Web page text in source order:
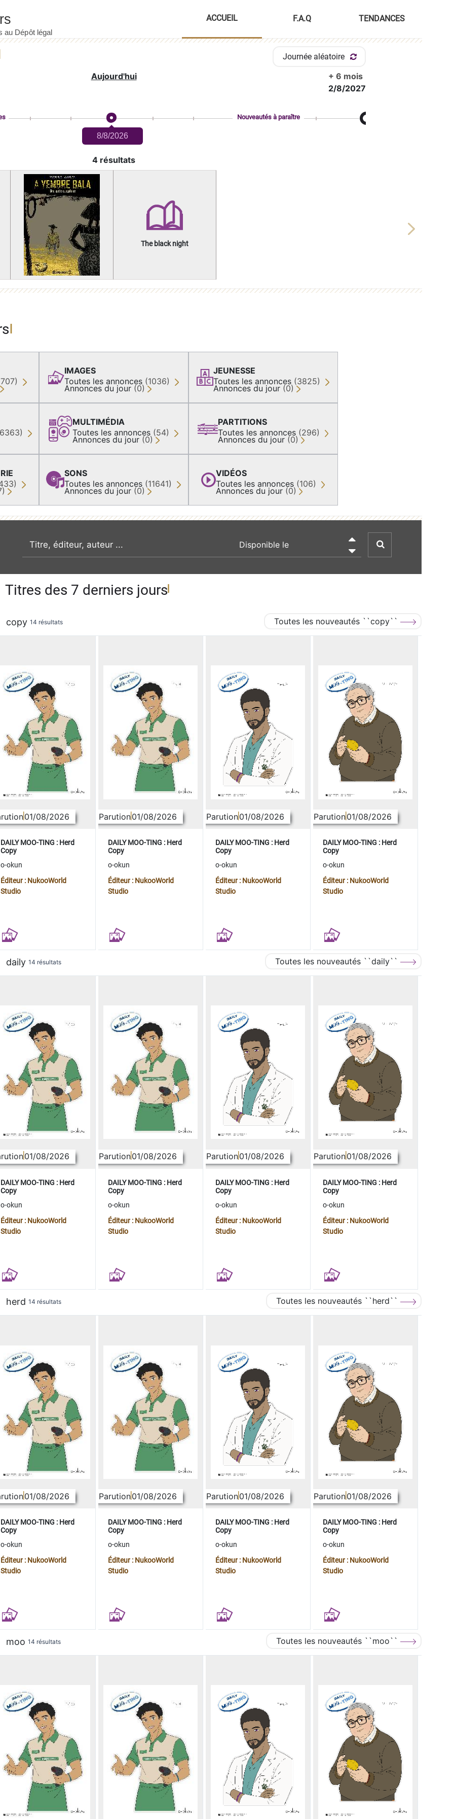
ACCUEIL F.A.Q TENDANCES
Journée aléatoire
Aujourd'hui
+ 6 mois
2/8/2027
8/8/2026
Nouveautés à paraître
4 résultats
The black night
Next
IMAGES
Toutes les annonces (1036)
Annonces du jour (0)
MULTIMÉDIA
Toutes les annonces (54)
Annonces du jour (0)
SONS
Toutes les annonces (11641)
Annonces du jour (0)
JEUNESSE
Toutes les annonces (3825)
Annonces du jour (0)
PARTITIONS
Toutes les annonces (296)
Annonces du jour (0)
VIDÉOS
Toutes les annonces (106)
Annonces du jour (0)
recherche par mot clé

Titres des 7 derniers jours
copy 14 résultats Toutes les nouveautés ``copy``
01/08/2026
DAILY MOO-TING : Herd
Copy
o-okun
Éditeur : NukooWorld
Studio
Parution01/08/2026
DAILY MOO-TING : Herd
Copy
o-okun
Éditeur : NukooWorld
Studio
Parution01/08/2026
DAILY MOO-TING : Herd
Copy
o-okun
Éditeur : NukooWorld
Studio
Parution01/08/2026
DAILY MOO-TING : Herd
Copy
o-okun
Éditeur : NukooWorld
Studio
daily 14 résultats Toutes les nouveautés ``daily``
01/08/2026
DAILY MOO-TING : Herd
Copy
o-okun
Éditeur : NukooWorld
Studio
Parution01/08/2026
DAILY MOO-TING : Herd
Copy
o-okun
Éditeur : NukooWorld
Studio
Parution01/08/2026
DAILY MOO-TING : Herd
Copy
o-okun
Éditeur : NukooWorld
Studio
Parution01/08/2026
DAILY MOO-TING : Herd
Copy
o-okun
Éditeur : NukooWorld
Studio
herd 14 résultats Toutes les nouveautés ``herd``
01/08/2026
DAILY MOO-TING : Herd
Copy
o-okun
Éditeur : NukooWorld
Studio
Parution01/08/2026
DAILY MOO-TING : Herd
Copy
o-okun
Éditeur : NukooWorld
Studio
Parution01/08/2026
DAILY MOO-TING : Herd
Copy
o-okun
Éditeur : NukooWorld
Studio
Parution01/08/2026
DAILY MOO-TING : Herd
Copy
o-okun
Éditeur : NukooWorld
Studio
moo 14 résultats Toutes les nouveautés ``moo``